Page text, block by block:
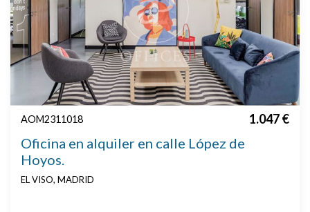
AOM2311018 1.047 €
Oficina en alquiler en calle López de
Hoyos.
EL VISO, MADRID